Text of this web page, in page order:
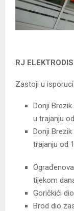
RJ
Zastoji u
Donji
u trajanju
Donji
trajanju od
tijekom
Goričkići
Brod dio